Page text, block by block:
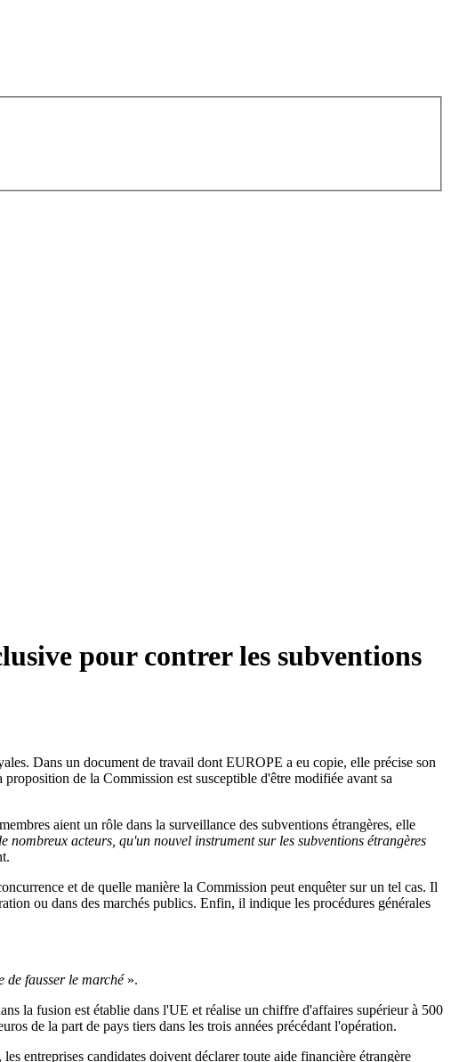
pour contrer les subventions
Dans un document de travail dont EUROPE a eu copie, elle précise son
de la Commission est susceptible d'être modifiée avant sa
aient un rôle dans la surveillance des subventions étrangères, elle
nombreux acteurs, qu'un nouvel instrument sur les subventions étrangères
et de quelle manière la Commission peut enquêter sur un tel cas. Il
ou dans des marchés publics. Enfin, il indique les procédures générales
de fausser le marché».
la fusion est établie dans l'UE et réalise un chiffre d'affaires supérieur à 500
de la part de pays tiers dans les trois années précédant l'opération.
entreprises candidates doivent déclarer toute aide financière étrangère